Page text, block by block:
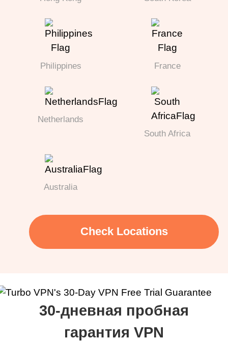
Philippines France
Netherlands
South Africa
Australia
Check Locations
30-дневная пробная
гарантия VPN